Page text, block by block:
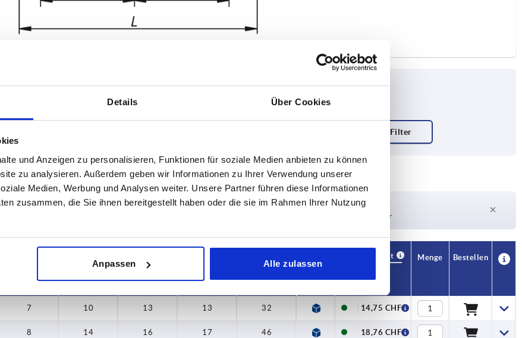
Details Über Cookies
und Anzeigen zu personalisieren, Funktionen für soziale Medien anbieten zu können
zu analysieren. Außerdem geben wir Informationen zu Ihrer Verwendung unserer
Medien, Werbung und Analysen weiter. Unsere Partner führen diese Informationen
zusammen, die Sie ihnen bereitgestellt haben oder die sie im Rahmen Ihrer Nutzung
Anpassen Alle zulassen
7
8
10
10
14
16
TABELLE VERGRÖSSERN
Abständen mehrmals täglich aktualisiert.
erfahren Sie das bestätigte
1-3 Tage
Lieferzeit auf Anfrage
Derzeit nicht auf Lager
D3 D4 H1
Verfügbarkeit
Menge Bestellen
7 10 13 13 32 14,75 CHF
8 14 16 17 46 18,76 CHF